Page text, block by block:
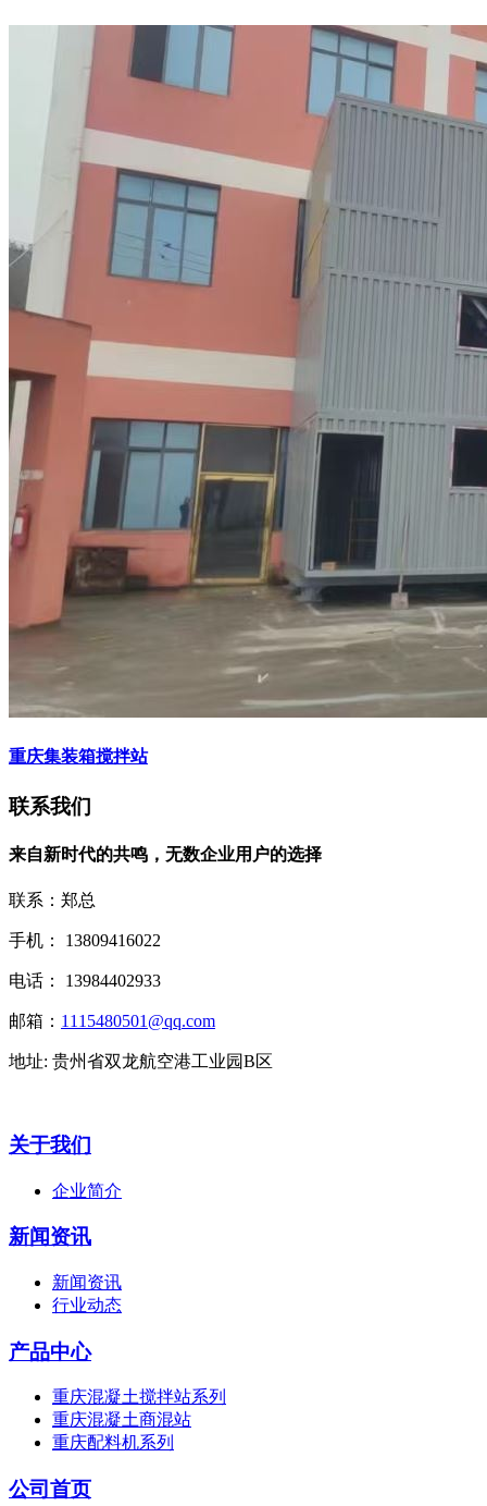
重庆集装箱搅拌站
联系我们
来自新时代的共鸣，无数企业用户的选择
联系：郑总
手机： 13809416022
电话： 13984402933
邮箱： 1115480501@qq.com
地址: 贵州省双龙航空港工业园B区
关于我们
企业简介
新闻资讯
新闻资讯
行业动态
产品中心
重庆混凝土搅拌站系列
重庆混凝土商混站
重庆配料机系列
公司首页